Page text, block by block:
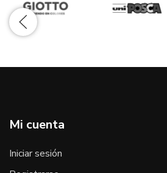
Mi cuenta
Iniciar sesión